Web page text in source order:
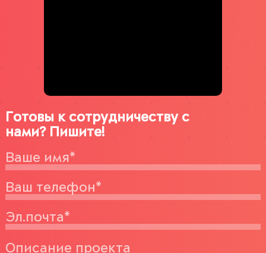
Готовы к сотрудничеству с
нами? Пишите!